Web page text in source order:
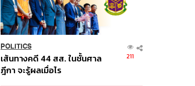
POLITICS
เส้นทางคดี 44 สส. ในชั้นศาล
ฎีกา จะรู้ผลเมื่อไร
211